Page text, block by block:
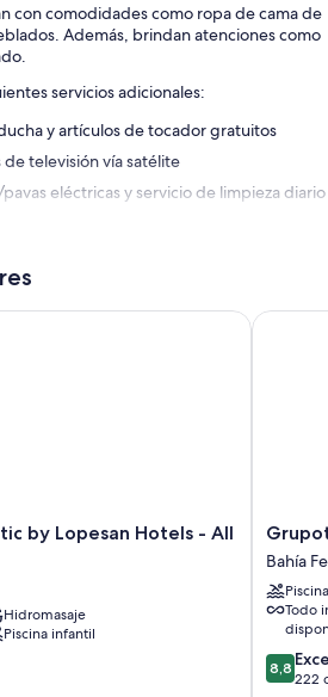
con comodidades como ropa de cama de
Además, brindan atenciones como
servicios adicionales:
y artículos de tocador gratuitos
de televisión vía satélite
eléctricas y servicio de limpieza diario
by Lopesan Hotels - All
Hidromasaje
Piscina infantil
Lopesan Hotels - All inclusive
Bahía
Feliz
Bahía
Piscina
Todo
8.8
de
8,8
222